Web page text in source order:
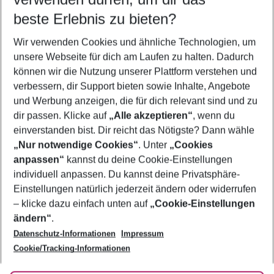
Flug & Hotel Illetas
Pauschalreisen Illetas
Last Minute Illetas
Urlaub Illetas
Frübucher Angebote Illetas für 2026
Footer
Footer navigation
Über uns
AGB
Bestpreisgarantie
Cookie-Einstellungen ändern
Cookie-Richtlinie
Agenturbetreuung
Barrierefreies Reisen
Folge uns
beste Erlebnis zu bieten?
Wir verwenden Cookies und ähnliche Technologien, um
unsere Webseite für dich am Laufen zu halten. Dadurch
können wir die Nutzung unserer Plattform verstehen und
verbessern, dir Support bieten sowie Inhalte, Angebote
und Werbung anzeigen, die für dich relevant sind und zu
dir passen. Klicke auf „Alle akzeptieren“, wenn du
einverstanden bist. Dir reicht das Nötigste? Dann wähle
„Nur notwendige Cookies“. Unter „Cookies
anpassen“ kannst du deine Cookie-Einstellungen
individuell anpassen. Du kannst deine Privatsphäre-
Einstellungen natürlich jederzeit ändern oder widerrufen
– klicke dazu einfach unten auf „Cookie-Einstellungen
ändern“.
Datenschutz-Informationen
Impressum
Cookie/Tracking-Informationen